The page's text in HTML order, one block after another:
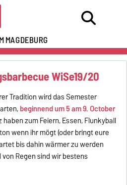
MAGDEBURG
WiSe19/20
Tradition wird das Semester
beginnend um 5 am 9. October
haben zum Feiern, Essen, Flunkyball
wenn ihr mögt (oder bringt eure
bis dahin wärmer zu werden
Regen sind wir bestens